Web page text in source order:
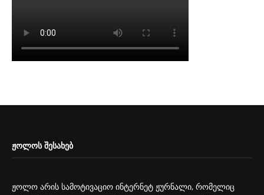
ᲟᲝᲚᲝᲡ ᲨᲔᲡᲐᲮᲔᲑ
ჟოლო არის სამოტივაციო ინტერნეტ ჟურნალი, რომელიც